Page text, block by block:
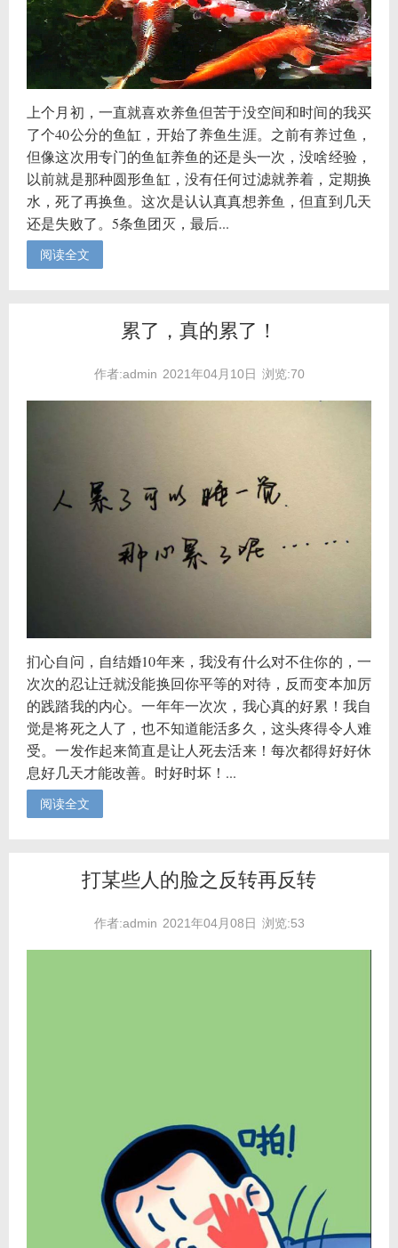
上个月初，一直就喜欢养鱼但苦于没空间和时间的我买
了个40公分的鱼缸，开始了养鱼生涯。之前有养过鱼，
但像这次用专门的鱼缸养鱼的还是头一次，没啥经验，
以前就是那种圆形鱼缸，没有任何过滤就养着，定期换
水，死了再换鱼。这次是认认真真想养鱼，但直到几天
还是失败了。5条鱼团灭，最后...
阅读全文
累了，真的累了！
作者:admin 2021年04月10日 浏览:70
扪心自问，自结婚10年来，我没有什么对不住你的，一
次次的忍让迁就没能换回你平等的对待，反而变本加厉
的践踏我的内心。一年年一次次，我心真的好累！我自
觉是将死之人了，也不知道能活多久，这头疼得令人难
受。一发作起来简直是让人死去活来！每次都得好好休
息好几天才能改善。时好时坏！...
阅读全文
打某些人的脸之反转再反转
作者:admin 2021年04月08日 浏览:53